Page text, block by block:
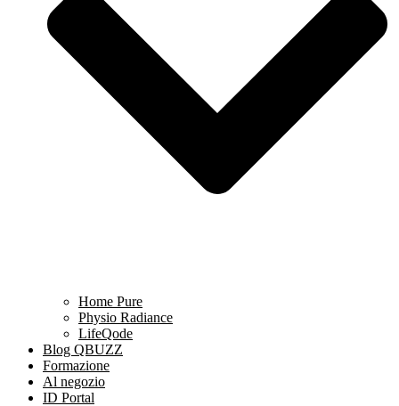
Home Pure
Physio Radiance
LifeQode
Blog QBUZZ
Formazione
Al negozio
ID Portal